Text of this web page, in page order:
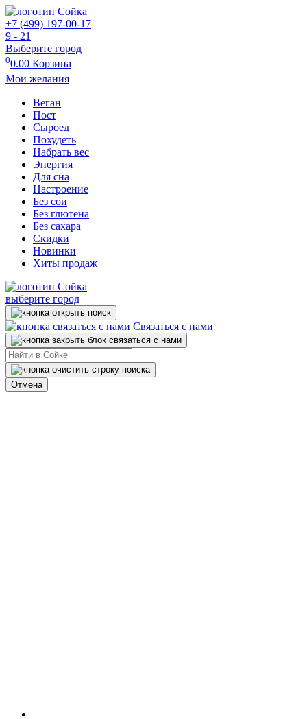
+7 (499) 197-00-17
9 - 21
Выберите город
00.00 Корзина
Мои желания
Веган
Пост
Сыроед
Похудеть
Набрать вес
Энергия
Для сна
Настроение
Без сои
Без глютена
Без сахара
Скидки
Новинки
Хиты продаж
выберите город
Связаться с нами
Отмена